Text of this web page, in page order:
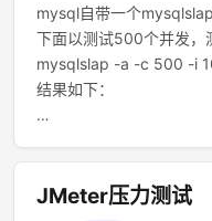
mysql自带一个mysqlslap
下面以测试500个并发，
mysqlslap -a -c 500 -i
结果如下：
…
JMeter压力测试